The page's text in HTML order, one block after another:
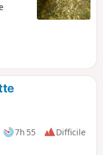
très
7h 55
Difficile